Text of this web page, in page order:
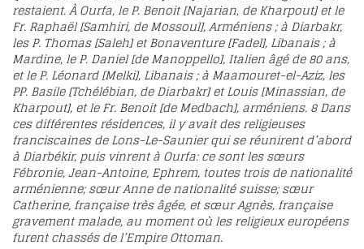
restaient. À Ourfa, le P. Benoit [Najarian, de Kharpout] et le
Fr. Raphaël [Samhiri, de Mossoul], Arméniens ; à Diarbakr,
les P. Thomas [Saleh] et Bonaventure [Fadel], Libanais ; à
Mardine, le P. Daniel [de Manoppello], Italien âgé de 80 ans,
et le P. Léonard [Melki], Libanais ; à Maamouret-el-Aziz, les
PP. Basile [Tchélébian, de Diarbakr] et Louis [Minassian, de
Kharpout], et le Fr. Benoit [de Medbach], arméniens.8Dans
ces différentes résidences, il y avait des religieuses
franciscaines de Lons-Le-Saunier qui se réunirent d’abord
à Diarbékir, puis vinrent à Ourfa: ce sont les sœurs
Fébronie, Jean-Antoine, Ephrem, toutes trois de nationalité
arménienne; sœur Anne de nationalité suisse; sœur
Catherine, française très âgée, et sœur Agnès, française
gravement malade, au moment où les religieux européens
furent chassés de l’Empire Ottoman.